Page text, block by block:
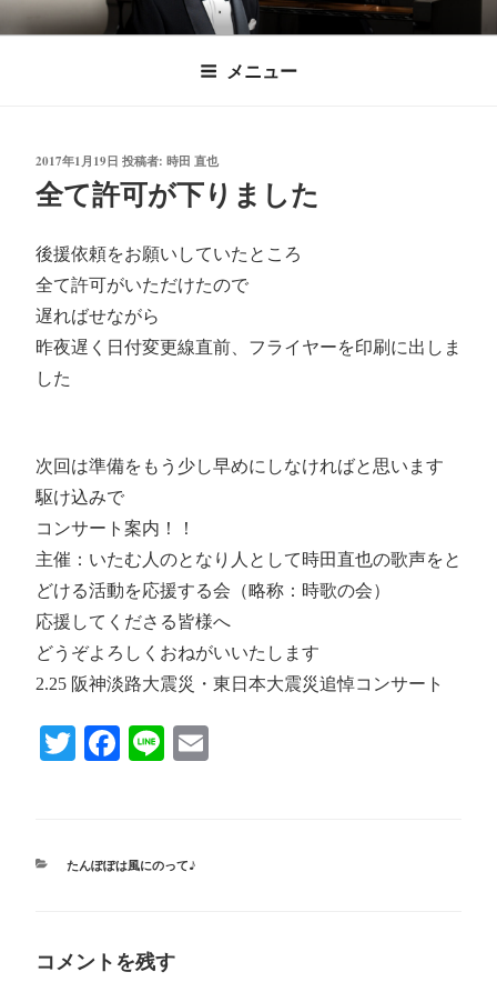
コ
時田直也 声楽
歌うことは希望を語ること、生きることは喜
びも悲しみもわかちあうことかけがえのない
メニュー
投
稿
日:
2017年1月19日 投稿者: 時田 直也
全て許可が下りました
後援依頼をお願いしていたところ
全て許可がいただけたので
遅ればせながら
昨夜遅く日付変更線直前、フライヤーを印刷に出しま
した
次回は準備をもう少し早めにしなければと思います
駆け込みで
コンサート案内！！
主催：いたむ人のとなり人として時田直也の歌声をと
どける活動を応援する会（略称：時歌の会）
応援してくださる皆様へ
どうぞよろしくおねがいいたします
2.25 阪神淡路大震災・東日本大震災追悼コンサート
T
r
Fa
ok
Li
カ
たんぽぽは風にのって♪
コメントを残す